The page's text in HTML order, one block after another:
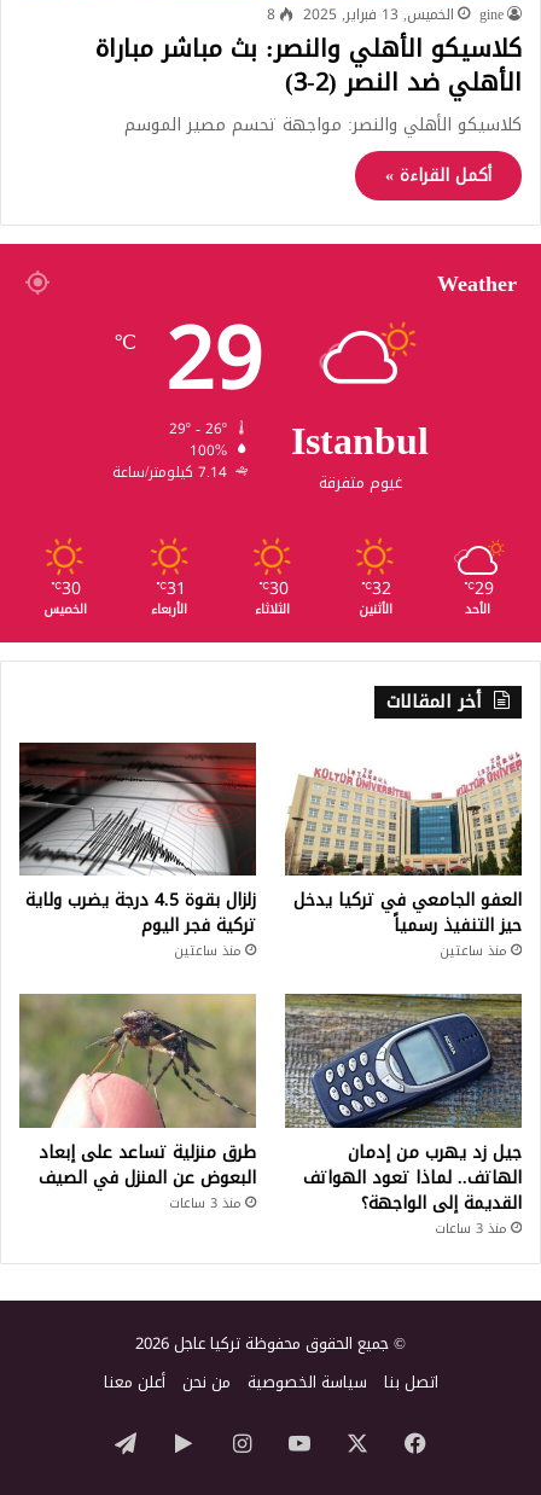
gine الخميس, 13 فبراير, 2025 8
كلاسيكو الأهلي والنصر: بث مباشر مباراة
الأهلي ضد النصر (2-3)
كلاسيكو الأهلي والنصر: مواجهة تحسم مصير الموسم
أكمل القراءة »
Weather
Istanbul
غيوم متفرقة
29
℃
100%
7.14 كيلومتر/ساعة
29
℃
الأحد
32
℃
الأثنين
30
℃
الثلاثاء
31
℃
الأربعاء
30
℃
الخميس
أخر المقالات
العفو الجامعي في تركيا يدخل
حيز التنفيذ رسمياً
منذ ساعتين
زلزال بقوة 4.5 درجة يضرب ولاية
تركية فجر اليوم
منذ ساعتين
جيل زد يهرب من إدمان
الهاتف.. لماذا تعود الهواتف
القديمة إلى الواجهة؟
منذ 3 ساعات
طرق منزلية تساعد على إبعاد
البعوض عن المنزل في الصيف
منذ 3 ساعات
© جميع الحقوق محفوظة تركيا عاجل 2026
اتصل بنا سياسة الخصوصية من نحن أعلن معنا
فيسبوك ‫YouTubeانستقرام‏Googleتيلقرام